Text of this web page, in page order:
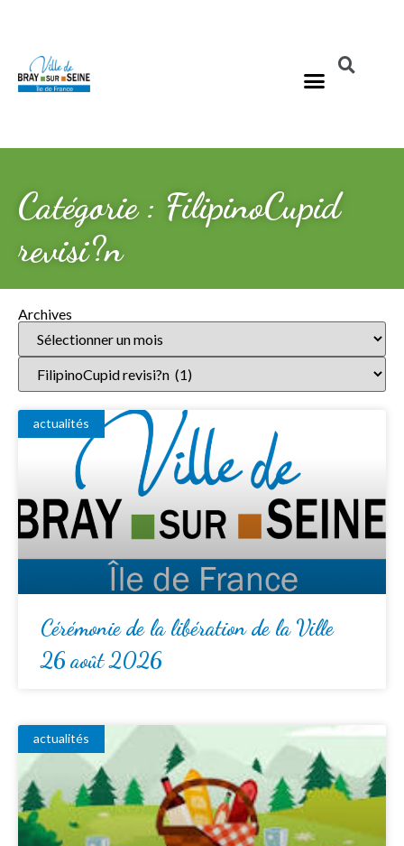
Catégorie : FilipinoCupid
revisi?n
Archives
actualités
Cérémonie de la libération de la Ville
26 août 2026
actualités